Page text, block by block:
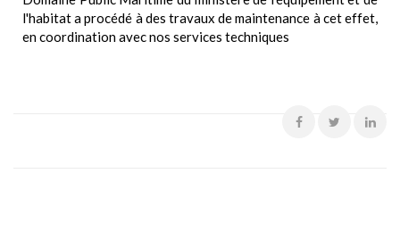
l'habitat a procédé à des travaux de maintenance à cet effet,
en coordination avec nos services techniques